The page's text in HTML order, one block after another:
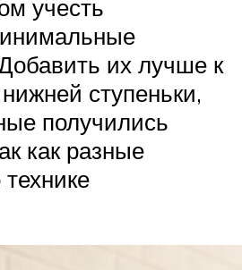
учесть
их лучше к
ступеньки,
получились
как разные